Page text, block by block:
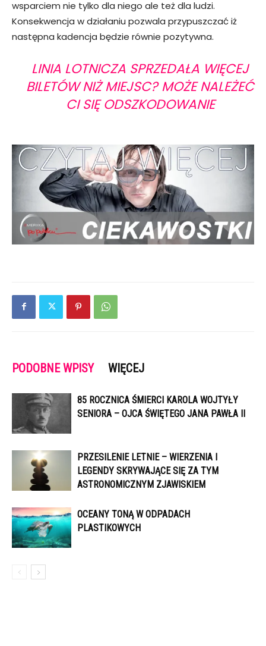
wsparciem nie tylko dla niego ale też dla ludzi.
Konsekwencja w działaniu pozwala przypuszczać iż
następna kadencja będzie równie pozytywna.
LINIA LOTNICZA SPRZEDAŁA WIĘCEJ
BILETÓW NIŻ MIEJSC? MOŻE NALEŻEĆ
CI SIĘ ODSZKODOWANIE
PODOBNE WPISY WIĘCEJ
85 ROCZNICA ŚMIERCI KAROLA WOJTYŁY
SENIORA – OJCA ŚWIĘTEGO JANA PAWŁA II
PRZESILENIE LETNIE – WIERZENIA I
LEGENDY SKRYWAJĄCE SIĘ ZA TYM
ASTRONOMICZNYM ZJAWISKIEM
OCEANY TONĄ W ODPADACH
PLASTIKOWYCH